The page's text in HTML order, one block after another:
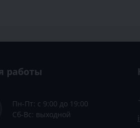
работы
Пн-Пт: с 9:00 до 19:00
Сб-Вс: выходной